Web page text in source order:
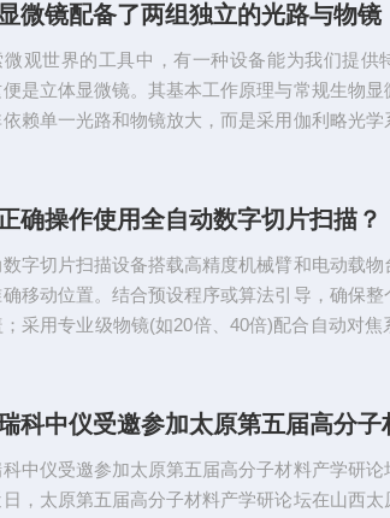
微镜配备了两组独立的光路与物镜
微观世界的工具中，有一种设备能为我们提供
是立体显微镜。其基本工作原理与常规生物显
赖单一光路和物镜放大，而是采用伽利略光学
一个特定的夹角(通常为10-15度)，就像我们用
体感和深度信息的三...
确操作使用全自动数字切片扫描？
字切片扫描设备搭载高精度机械臂和电动载物
确移动位置。结合预设程序或算法引导，确保整
采用专业级物镜(如20倍、40倍)配合自动对焦
算法进行实时拼接，形成完整的全视野数字化
数字图像；部分机型还...
中仪受邀参加太原第五届高分子材料产学研论
，太原第五届高分子材料产学研论坛在山西太